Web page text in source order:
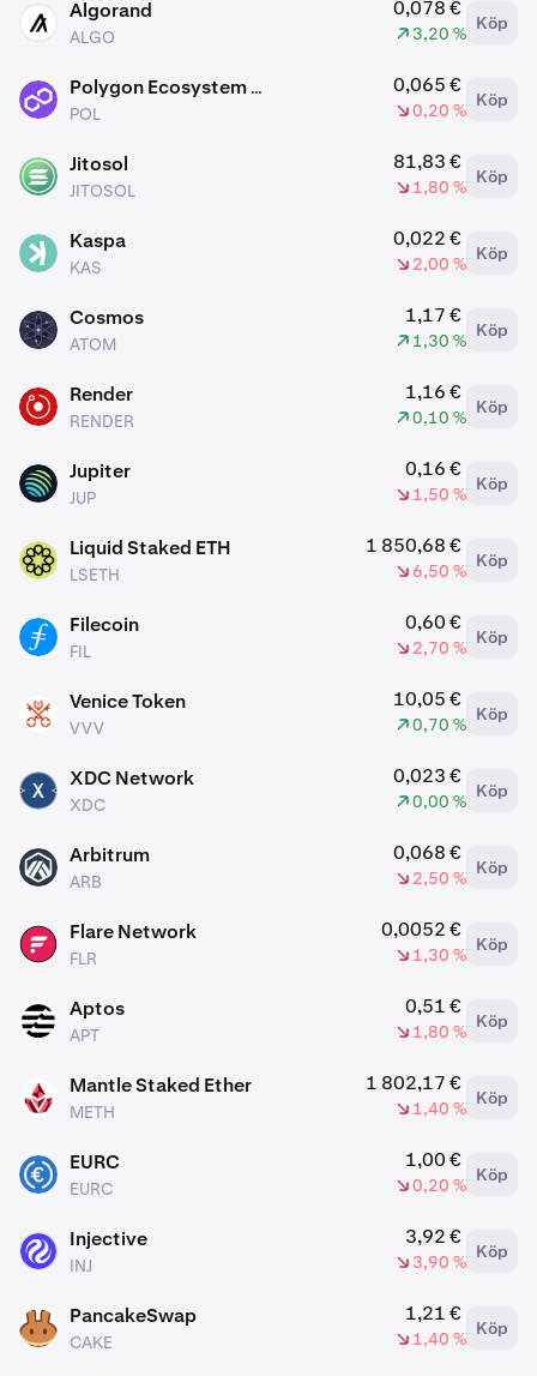
ALGO Algorand
ALGO
0,078 €
3,20 %
Köp
POL
Polygon Ecosystem Token
POL
0,065 €
0,20 %
Köp
JITOSOL Jitosol
JITOSOL
81,83 €
1,80 %
Köp
KAS Kaspa
KAS
0,022 €
2,00 %
Köp
ATOM Cosmos
ATOM
1,17 €
1,30 %
Köp
RENDER Render
RENDER
1,16 €
0,10 %
Köp
JUP Jupiter
JUP
0,16 €
1,50 %
Köp
LSETH Liquid Staked ETH
LSETH
1 850,68 €
6,50 %
Köp
FIL Filecoin
FIL
0,60 €
2,70 %
Köp
VVV Venice Token
VVV
10,05 €
0,70 %
Köp
XDC XDC Network
XDC
0,023 €
0,00 %
Köp
ARB Arbitrum
ARB
0,068 €
2,50 %
Köp
FLR Flare Network
FLR
0,0052 €
1,30 %
Köp
APT Aptos
APT
0,51 €
1,80 %
Köp
METH Mantle Staked Ether
METH
1 802,17 €
1,40 %
Köp
EURC EURC
EURC
1,00 €
0,20 %
Köp
INJ Injective
INJ
3,92 €
3,90 %
Köp
CAKE PancakeSwap
CAKE
1,21 €
1,40 %
Köp